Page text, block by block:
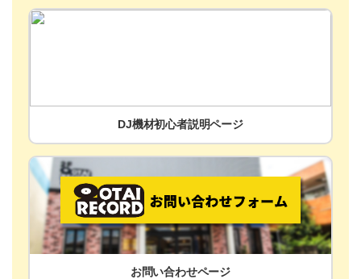
DJ機材初心者説明ページ
お問い合わせページ